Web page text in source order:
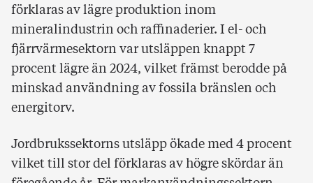
förklaras av lägre produktion inom
mineralindustrin och raffinaderier. I el- och
fjärrvärmesektorn var utsläppen knappt 7
procent lägre än 2024, vilket främst berodde på
minskad användning av fossila bränslen och
energitorv.
Jordbrukssektorns utsläpp ökade med 4 procent
vilket till stor del förklaras av högre skördar än